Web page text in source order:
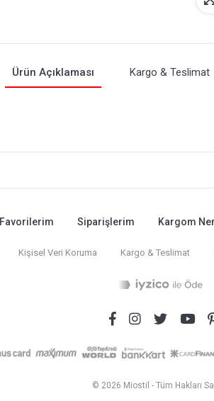
Ürün Açıklaması Kargo & Teslimat
Favorilerim Siparişlerim Kargom
Kişisel Veri Koruma Kargo & Teslimat
© 2026 Miostil - Tüm Hakları